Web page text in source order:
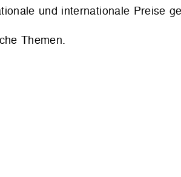
und internationale Preise
Themen.